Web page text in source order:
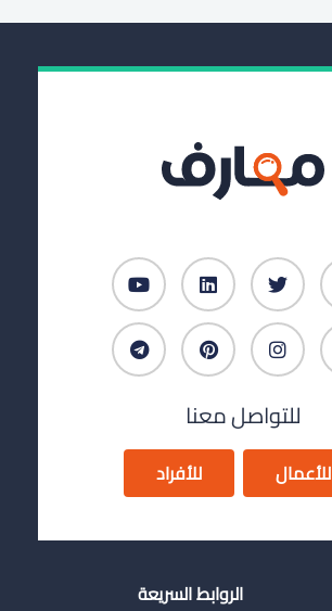
للتواصل معنا
للأعمال للأفراد
الروابط السريعة